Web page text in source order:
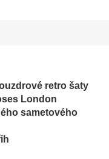
retro šaty
London
sametového